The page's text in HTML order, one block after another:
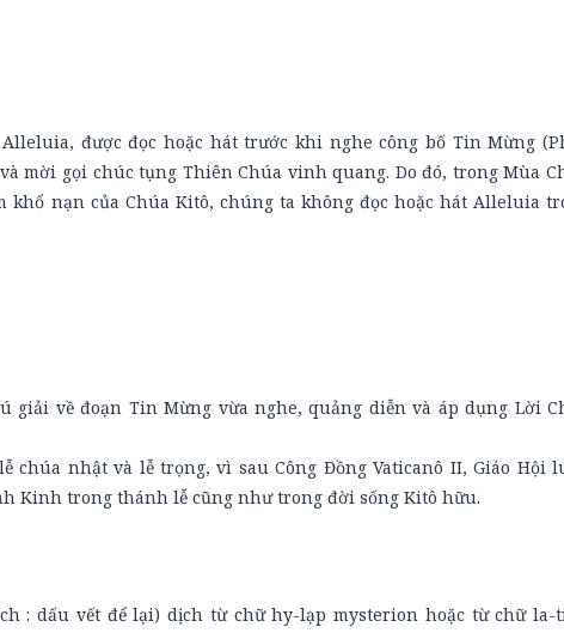
được đọc hoặc hát trước khi nghe công bố Tin Mừng
mời gọi chúc tụng Thiên Chúa vinh quang. Do đó, trong Mùa
nạn của Chúa Kitô, chúng ta không đọc hoặc hát Alleluia
giải về đoạn Tin Mừng vừa nghe, quảng diễn và áp dụng Lời
nhật và lễ trọng, vì sau Công Đồng Vaticanô II, Giáo Hội
Kinh trong thánh lễ cũng như trong đời sống Kitô hữu.
: dấu vết để lại) dịch từ chữ hy-lạp mysterion hoặc từ chữ la-